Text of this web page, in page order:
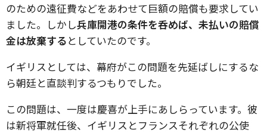
のための遠征費などをあわせて巨額の賠償も要求してい
ました。しかし兵庫開港の条件を呑めば、未払いの賠償
金は放棄するとしていたのです。
イギリスとしては、幕府がこの問題を先延ばしにするな
ら朝廷と直談判するつもりでした。
この問題は、一度は慶喜が上手にあしらっています。彼
は新将軍就任後、イギリスとフランスそれぞれの公使